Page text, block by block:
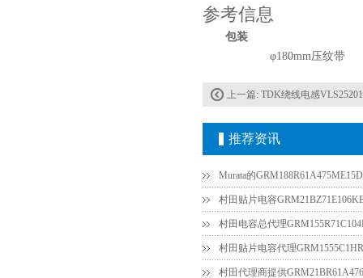
参考信息
包装
φ180mm压纹带
上一篇: TDK绕线电感
推荐资讯
Murata的
村田贴片电容
村田电容总代理
村田贴片电容代理